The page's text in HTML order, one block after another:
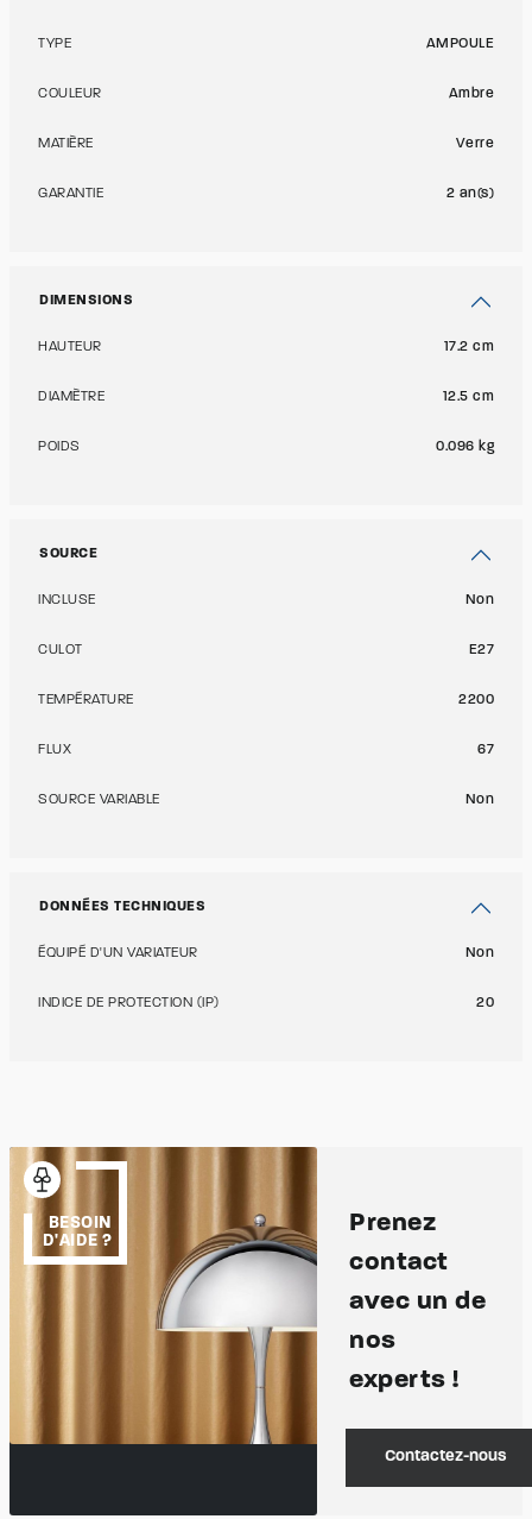
TYPE AMPOULE
COULEUR Ambre
MATIÈRE Verre
GARANTIE 2 an(s)
DIMENSIONS
HAUTEUR 17.2 cm
DIAMÈTRE 12.5 cm
POIDS 0.096 kg
SOURCE
INCLUSE Non
CULOT E27
TEMPÉRATURE 2200
FLUX 67
SOURCE VARIABLE Non
DONNÉES TECHNIQUES
ÉQUIPÉ D'UN VARIATEUR Non
INDICE DE PROTECTION (IP) 20
BESOIN
D'AIDE ?
Prenez
contact
avec un de
nos
experts !
Contactez-nous